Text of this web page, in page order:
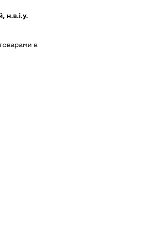
н.в.і.у.
в